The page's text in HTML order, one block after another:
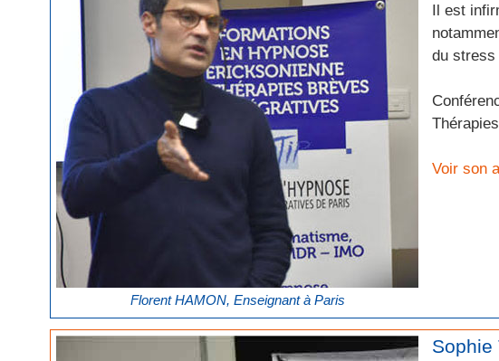
Florent HAMON, Enseignant à Paris
Il est
du stress
Voir son
Sophie